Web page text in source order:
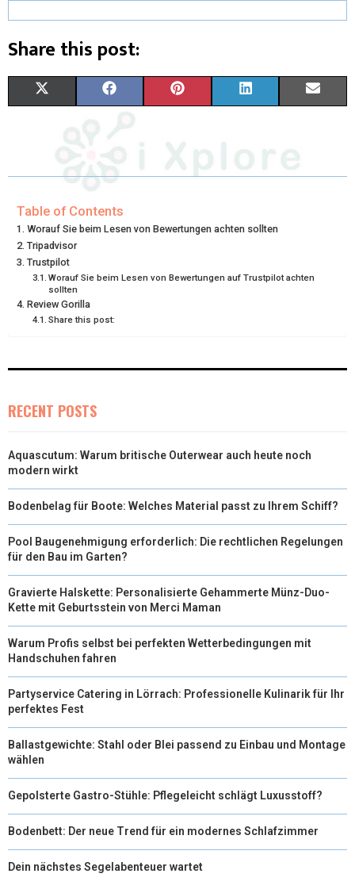
Share this post:
T
W
T
T
E
R
A
C
E
O
N
T
R
K
D
I
Table of Contents
Worauf Sie beim Lesen von Bewertungen achten sollten
Tripadvisor
Trustpilot
Worauf Sie beim Lesen von Bewertungen auf Trustpilot achten
sollten
Review Gorilla
Share this post:
RECENT POSTS
Aquascutum: Warum britische Outerwear auch heute noch
modern wirkt
Bodenbelag für Boote: Welches Material passt zu Ihrem Schiff?
Pool Baugenehmigung erforderlich: Die rechtlichen Regelungen
für den Bau im Garten?
Gravierte Halskette: Personalisierte Gehammerte Münz-Duo-
Kette mit Geburtsstein von Merci Maman
Warum Profis selbst bei perfekten Wetterbedingungen mit
Handschuhen fahren
Partyservice Catering in Lörrach: Professionelle Kulinarik für Ihr
perfektes Fest
Ballastgewichte: Stahl oder Blei passend zu Einbau und Montage
wählen
Gepolsterte Gastro-Stühle: Pflegeleicht schlägt Luxusstoff?
Bodenbett: Der neue Trend für ein modernes Schlafzimmer
Dein nächstes Segelabenteuer wartet